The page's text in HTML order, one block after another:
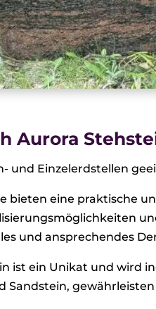
Aurora
und Einzelerdstellen
bieten eine praktische
und ansprechendes
ist ein Unikat und wird
Sandstein,